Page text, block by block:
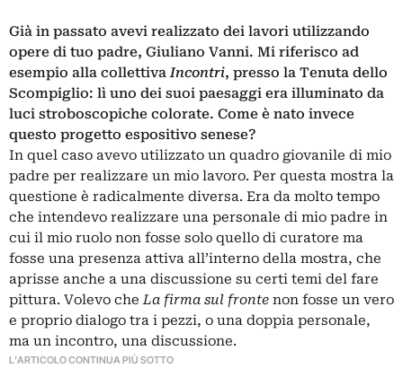
Già in passato avevi realizzato dei lavori utilizzando
opere di tuo padre, Giuliano Vanni. Mi riferisco ad
esempio alla collettivaIncontri, presso la Tenuta dello
Scompiglio: lì uno dei suoi paesaggi era illuminato da
luci stroboscopiche colorate. Come è nato invece
questo progetto espositivo senese?
In quel caso avevo utilizzato un quadro giovanile di mio
padre per realizzare un mio lavoro. Per questa mostra la
questione è radicalmente diversa. Era da molto tempo
che intendevo realizzare una personale di mio padre in
cui il mio ruolo non fosse solo quello di curatore ma
fosse una presenza attiva all’interno della mostra, che
aprisse anche a una discussione su certi temi del fare
pittura. Volevo cheLa firma sul fronte non fosse un vero
e proprio dialogo tra i pezzi, o una doppia personale,
ma un incontro, una discussione.
L'ARTICOLO CONTINUA PIÙ SOTTO